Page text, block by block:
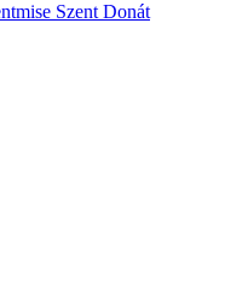
Szent Donát